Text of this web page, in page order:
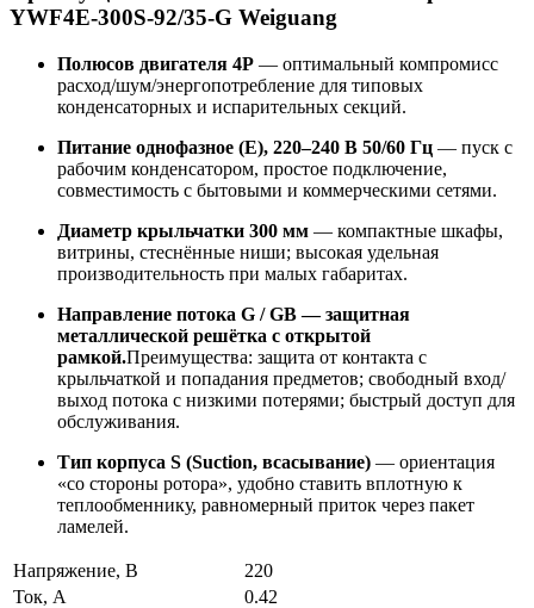
YWF4E-300S-92/35-G Weiguang
Полюсов двигателя 4P — оптимальный компромисс
расход/шум/энергопотребление для типовых
конденсаторных и испарительных секций.
Питание однофазное (E), 220–240 В 50/60 Гц — пуск с
рабочим конденсатором, простое подключение,
совместимость с бытовыми и коммерческими сетями.
Диаметр крыльчатки 300 мм — компактные шкафы,
витрины, стеснённые ниши; высокая удельная
производительность при малых габаритах.
Направление потока G / GB — защитная
металлической решётка с открытой
рамкой.Преимущества: защита от контакта с
крыльчаткой и попадания предметов; свободный вход/
выход потока с низкими потерями; быстрый доступ для
обслуживания.
Тип корпуса S (Suction, всасывание) — ориентация
«со стороны ротора», удобно ставить вплотную к
теплообменнику, равномерный приток через пакет
ламелей.
Напряжение, В
220
Ток, А
0.42